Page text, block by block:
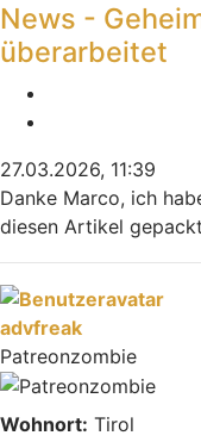
News -
überarbeitet
27.03.2026, 11:39
Danke Marco, ich
diesen Artikel gepackt
advfreak
Patreonzombie
Wohnort: Tirol